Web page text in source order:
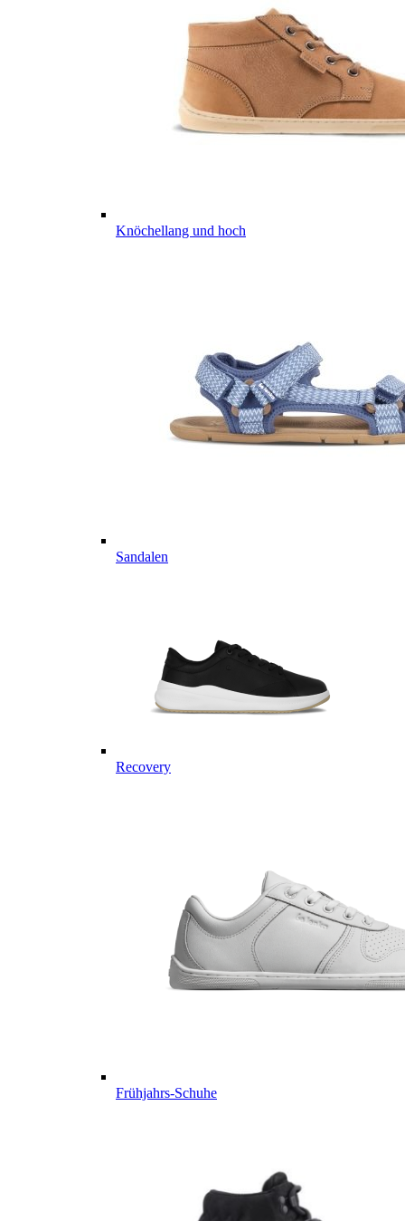
Knöchellang und hoch
Sandalen
Recovery
Frühjahrs-Schuhe